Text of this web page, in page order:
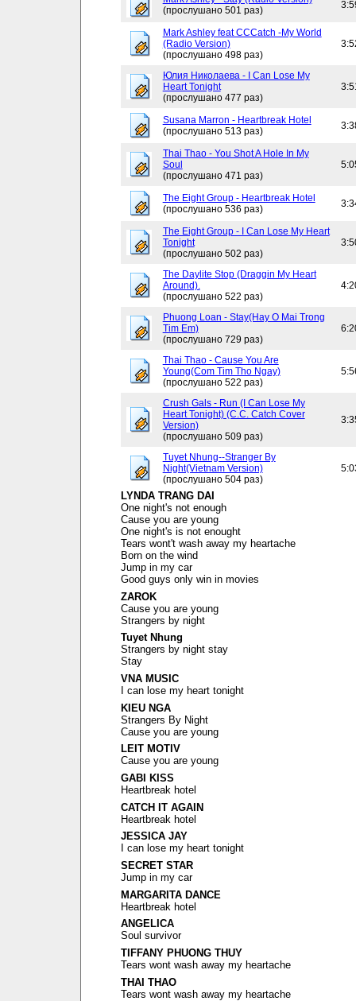
(прослушано 501 раз)
Mark Ashley feat CCCatch -My World
(Radio Version)
(прослушано 498 раз)
Юлия Николаева - I Can Lose My
Heart Tonight
(прослушано 477 раз)
Susana Marron - Heartbreak Hotel
(прослушано 513 раз)
Thai Thao - You Shot A Hole In My
Soul
(прослушано 471 раз)
The Eight Group - Heartbreak Hotel
(прослушано 536 раз)
The Eight Group - I Can Lose My Heart
Tonight
(прослушано 502 раз)
The Daylite Stop (Draggin My Heart
Around).
(прослушано 522 раз)
Phuong Loan - Stay(Hay O Mai Trong
Tim Em)
(прослушано 729 раз)
Thai Thao - Cause You Are
Young(Com Tim Tho Ngay)
(прослушано 522 раз)
Crush Gals - Run (I Can Lose My
Heart Tonight) (C.C. Catch Cover
Version)
(прослушано 509 раз)
Tuyet Nhung--Stranger By
Night(Vietnam Version)
(прослушано 504 раз)
LYNDA TRANG DAI
One night's not enough
Cause you are young
One night's is not enought
Tears wont't wash away my heartache
Born on the wind
Jump in my car
Good guys only win in movies
ZAROK
Cause you are young
Strangers by night
Tuyet Nhung
Strangers by night stay
Stay
VNA MUSIC
I can lose my heart tonight
KIEU NGA
Strangers By Night
Cause you are young
LEIT MOTIV
Cause you are young
GABI KISS
Heartbreak hotel
CATCH IT AGAIN
Heartbreak hotel
JESSICA JAY
I can lose my heart tonight
SECRET STAR
Jump in my car
MARGARITA DANCE
Heartbreak hotel
ANGELICA
Soul survivor
TIFFANY PHUONG THUY
Tears wont wash away my heartache
THAI THAO
Tears wont wash away my heartache